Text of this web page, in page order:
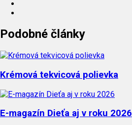
Podobné články
Krémová tekvicová polievka
E-magazín Dieťa aj v roku 2026